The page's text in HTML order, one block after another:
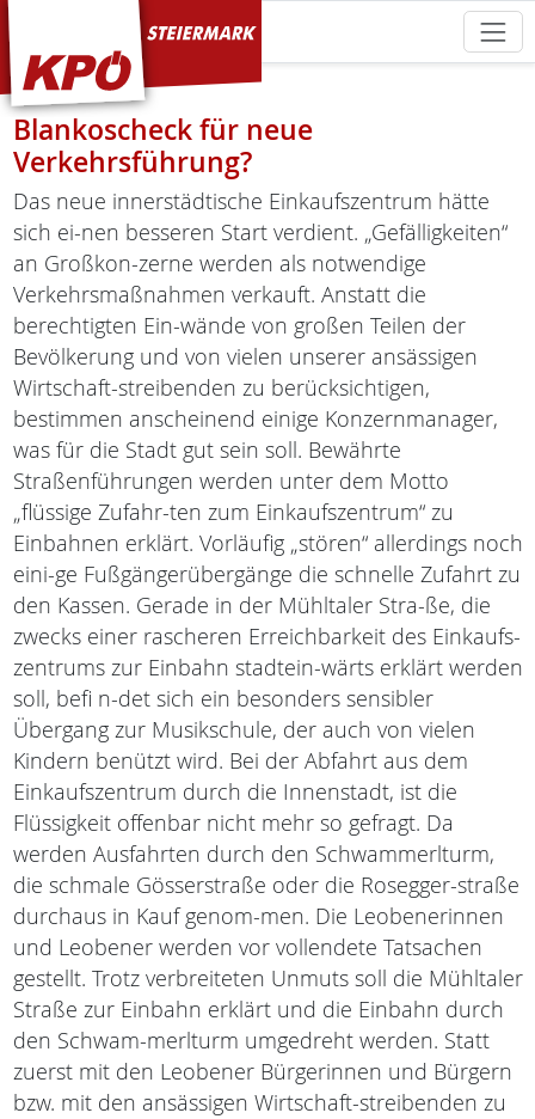
KPÖ Steiermark
Blankoscheck für neue
Verkehrsführung?
Das neue innerstädtische Einkaufszentrum hätte
sich ei-nen besseren Start verdient. „Gefälligkeiten“
an Großkon-zerne werden als notwendige
Verkehrsmaßnahmen verkauft. Anstatt die
berechtigten Ein-wände von großen Teilen der
Bevölkerung und von vielen unserer ansässigen
Wirtschaft-streibenden zu berücksichtigen,
bestimmen anscheinend einige Konzernmanager,
was für die Stadt gut sein soll. Bewährte
Straßenführungen werden unter dem Motto
„flüssige Zufahr-ten zum Einkaufszentrum“ zu
Einbahnen erklärt. Vorläufig „stören“ allerdings noch
eini-ge Fußgängerübergänge die schnelle Zufahrt zu
den Kassen. Gerade in der Mühltaler Stra-ße, die
zwecks einer rascheren Erreichbarkeit des Einkaufs-
zentrums zur Einbahn stadtein-wärts erklärt werden
soll, befi n-det sich ein besonders sensibler
Übergang zur Musikschule, der auch von vielen
Kindern benützt wird. Bei der Abfahrt aus dem
Einkaufszentrum durch die Innenstadt, ist die
Flüssigkeit offenbar nicht mehr so gefragt. Da
werden Ausfahrten durch den Schwammerlturm,
die schmale Gösserstraße oder die Rosegger-straße
durchaus in Kauf genom-men. Die Leobenerinnen
und Leobener werden vor vollendete Tatsachen
gestellt. Trotz verbreiteten Unmuts soll die Mühltaler
Straße zur Einbahn erklärt und die Einbahn durch
den Schwam-merlturm umgedreht werden. Statt
zuerst mit den Leobener Bürgerinnen und Bürgern
bzw. mit den ansässigen Wirtschaft-streibenden zu